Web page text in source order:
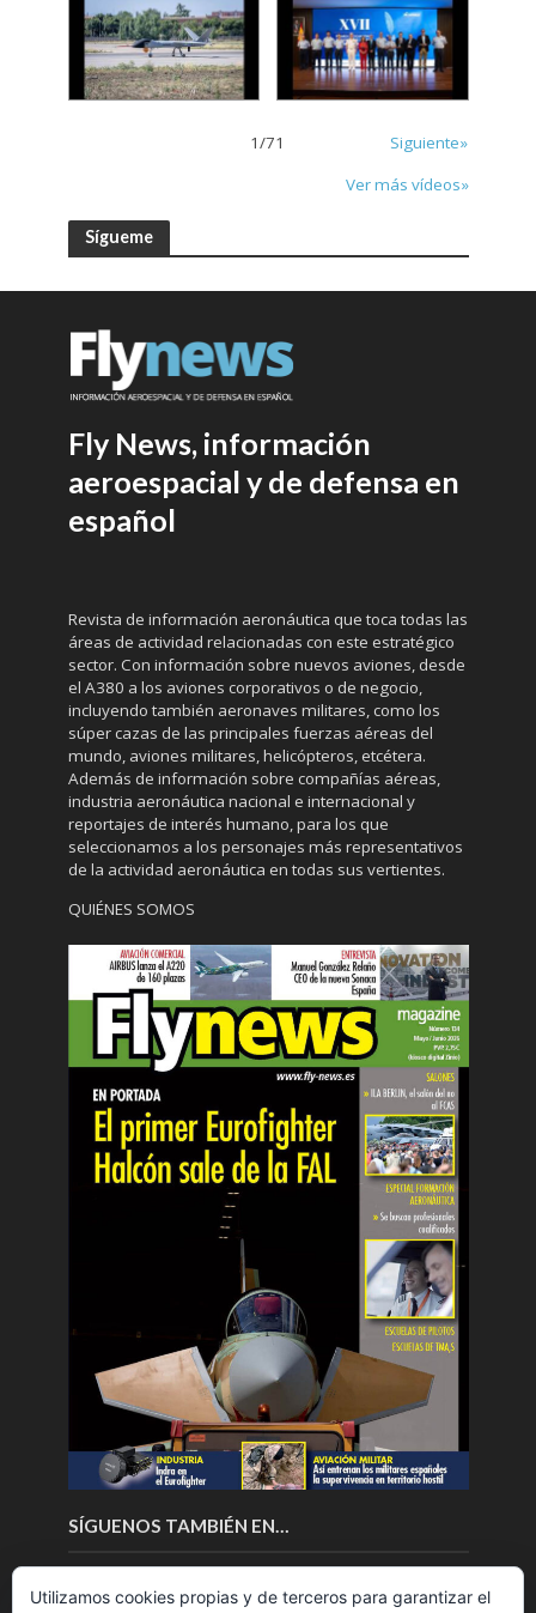
1/71
Siguiente»
Ver más vídeos»
Sígueme
Fly News, información
aeroespacial y de defensa en
español
Revista de información aeronáutica que toca todas las
áreas de actividad relacionadas con este estratégico
sector. Con información sobre nuevos aviones, desde
el A380 a los aviones corporativos o de negocio,
incluyendo también aeronaves militares, como los
súper cazas de las principales fuerzas aéreas del
mundo, aviones militares, helicópteros, etcétera.
Además de información sobre compañías aéreas,
industria aeronáutica nacional e internacional y
reportajes de interés humano, para los que
seleccionamos a los personajes más representativos
de la actividad aeronáutica en todas sus vertientes.
QUIÉNES SOMOS
SÍGUENOS TAMBIÉN EN…
Utilizamos cookies propias y de terceros para garantizar el